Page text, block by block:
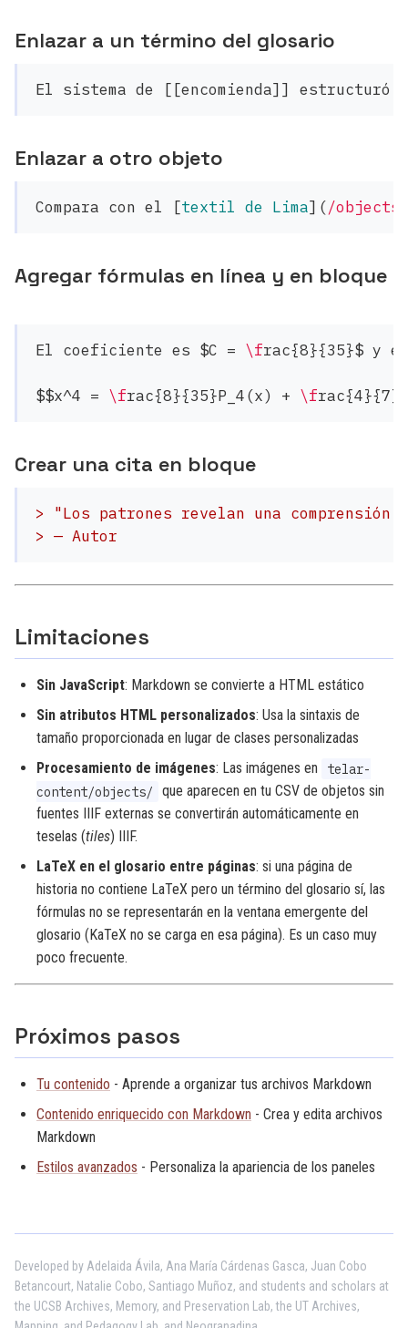
Enlazar a un término del glosario
Enlazar a otro objeto
Compara con el [textil de Lima](/
Agregar fórmulas en línea y en bloque
El coeficiente es $C = \frac{8}{35}$ y
$$x^4 = \frac{8}{35}P_4(x) + \f
Crear una cita en bloque
> "Los patrones revelan una
> — Autor
Limitaciones
Sin JavaScript: Markdown se convierte a HTML estático
Sin atributos HTML personalizados: Usa la sintaxis de
tamaño proporcionada en lugar de clases personalizadas
Procesamiento de imágenes: Las imágenes en
telar-
content/objects/
que aparecen en tu CSV de objetos sin
fuentes IIIF externas se convertirán automáticamente en
teselas (tiles) IIIF.
LaTeX en el glosario entre páginas: si una página de
historia no contiene LaTeX pero un término del glosario sí, las
fórmulas no se representarán en la ventana emergente del
glosario (KaTeX no se carga en esa página). Es un caso muy
poco frecuente.
Próximos pasos
Tu contenido - Aprende a organizar tus archivos Markdown
Contenido enriquecido con Markdown - Crea y edita archivos
Markdown
Estilos avanzados - Personaliza la apariencia de los paneles
Developed by Adelaida Ávila, Ana María Cárdenas Gasca, Juan Cobo
Betancourt, Natalie Cobo, Santiago Muñoz, and students and scholars at
the UCSB Archives, Memory, and Preservation Lab, the UT Archives,